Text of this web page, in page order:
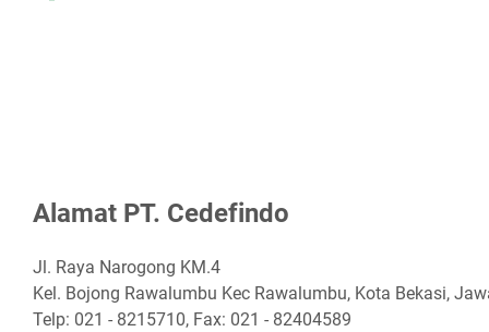
Alаmаt PT. Cеdеfіndо
Jl. Raya Narogong KM.4
Kel. Bojong Rawalumbu Kec Rawalumbu, Kota Bekasi,
Telp: 021 - 8215710, Fax: 021 - 82404589